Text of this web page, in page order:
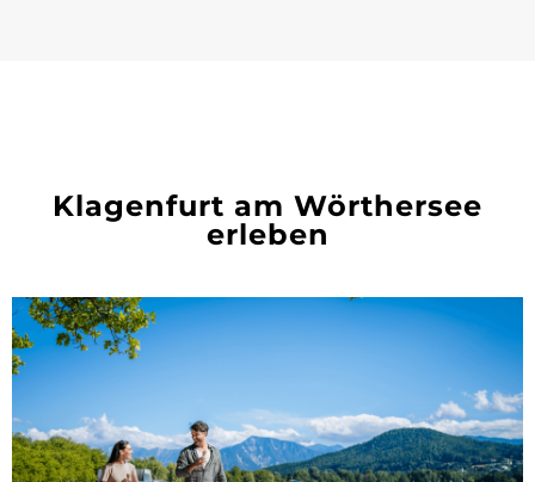
Klagenfurt am Wörthersee
erleben